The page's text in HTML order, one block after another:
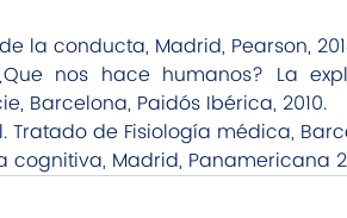
la conducta, Madrid, Pearson,
nos hace humanos? La
Barcelona, Paidós Ibérica, 2010.
Tratado de Fisiología médica,
cognitiva, Madrid, Panamericana